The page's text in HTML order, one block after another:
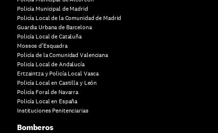
Policía Municipal de Madrid
Policía Local de la Comunidad de Madrid
Guardia Urbana de Barcelona
Policía Local de Cataluña
Mossos d’Esquadra
Policía de la Comunidad Valenciana
Policía Local de Andalucía
Ertzaintza y Policía Local Vasca
Policía Local en Castilla y León
Policía Foral de Navarra
Policía Local en España
Instituciones Penitenciarias
Bomberos